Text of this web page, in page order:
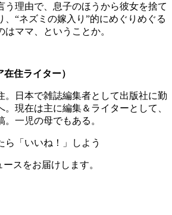
う理由で、息子のほうから彼女を捨て
、“ネズミの嫁入り”的にめぐりめぐる
ママ、ということか。
住ライター）
。日本で雑誌編集者として出版社に勤
現在は主に編集＆ライターとして、
一児の母でもある。
ら「いいね！」しよう
スをお届けします。